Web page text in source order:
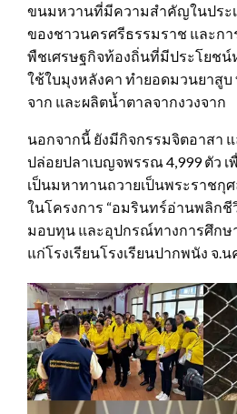
ขนมหวานที่มีความสำคัญในประ
ของชาวนครศรีธรรมราช และก
พืชเศรษฐกิจท้องถิ่นที่มีประโยชน์
ใช้ใบมุงหลังคา ทำยอดมวนยาสู
จาก และผลิตน้ำตาลจากงวงจาก
นอกจากนี้ ยังมีกิจกรรมจิตอาสา
ปล่อยปลาเบญจพรรณ 4,999 ตัว เ
เป็นมหาทานถวายเป็นพระราชกุ
ในโครงการ “อมรินทร์อ่านพลิกชี
มอบทุน และอุปกรณ์ทางการศึกษ
แก่โรงเรียนโรงเรียนปากพนัง จ.